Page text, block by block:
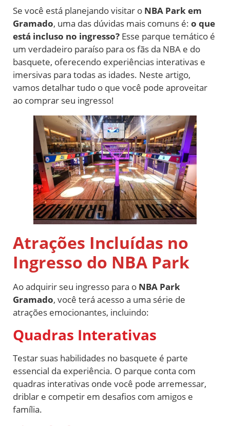
Se você está planejando visitar o NBA Park em
Gramado, uma das dúvidas mais comuns é: o que
está incluso no ingresso? Esse parque temático é
um verdadeiro paraíso para os fãs da NBA e do
basquete, oferecendo experiências interativas e
imersivas para todas as idades. Neste artigo,
vamos detalhar tudo o que você pode aproveitar
ao comprar seu ingresso!
Atrações Incluídas no
Ingresso do NBA Park
Ao adquirir seu ingresso para o NBA Park
Gramado, você terá acesso a uma série de
atrações emocionantes, incluindo:
Quadras Interativas
Testar suas habilidades no basquete é parte
essencial da experiência. O parque conta com
quadras interativas onde você pode arremessar,
driblar e competir em desafios com amigos e
família.